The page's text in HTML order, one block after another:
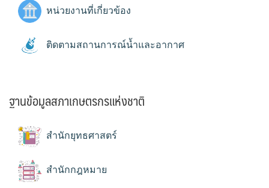
หน่วยงานที่เกี่ยวข้อง
ติดตามสถานการณ์น้ำและอากาศ
ฐานข้อมูลสภาเกษตรกรแห่งชาติ
สำนักยุทธศาสตร์
สำนักกฎหมาย